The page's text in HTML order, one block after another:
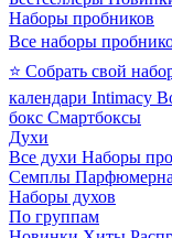
Наборы пробников
Все наборы
⭐ Собрать свой
календари Intimacy
бокс Смартбоксы
Духи
Все духи Наборы
Семплы
Наборы духов
По группам